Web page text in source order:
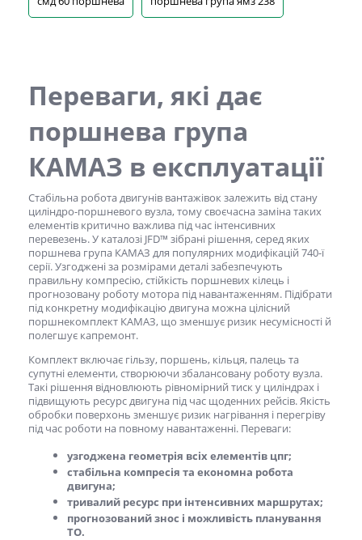
Переваги, які дає
поршнева група
КАМАЗ в експлуатації
Стабільна робота двигунів вантажівок залежить від стану
циліндро-поршневого вузла, тому своєчасна заміна таких
елементів критично важлива під час інтенсивних
перевезень. У каталозі JFD™ зібрані рішення, серед яких
поршнева група КАМАЗ для популярних модифікацій 740-ї
серії. Узгоджені за розмірами деталі забезпечують
правильну компресію, стійкість поршневих кілець і
прогнозовану роботу мотора під навантаженням. Підібрати
під конкретну модифікацію двигуна можна цілісний
поршнекомплект КАМАЗ, що зменшує ризик несумісності й
полегшує капремонт.
Комплект включає гільзу, поршень, кільця, палець та
супутні елементи, створюючи збалансовану роботу вузла.
Такі рішення відновлюють рівномірний тиск у циліндрах і
підвищують ресурс двигуна під час щоденних рейсів. Якість
обробки поверхонь зменшує ризик нагрівання і перегріву
під час роботи на повному навантаженні. Переваги:
узгоджена геометрія всіх елементів цпг;
стабільна компресія та економна робота
двигуна;
тривалий ресурс при інтенсивних маршрутах;
прогнозований знос і можливість планування
ТО.